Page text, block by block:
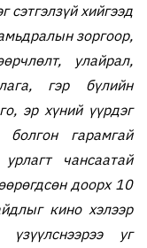
сэтгэлзүй хийгээд
зоргоор,
улайрал,
гэр бүлийн
эр хүний үүрдэг
гарамгай
чансаатай
доорх 10
кино хэлээр
уг